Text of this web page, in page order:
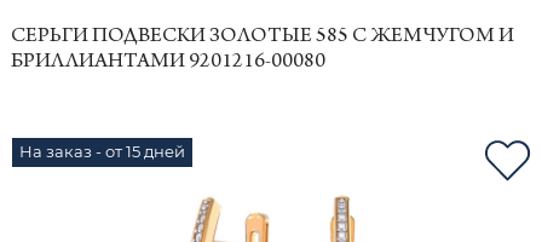
СЕРЬГИ ПОДВЕСКИ ЗОЛОТЫЕ 585 С ЖЕМЧУГОМ И
БРИЛЛИАНТАМИ 9201216-00080
На заказ - от 15 дней